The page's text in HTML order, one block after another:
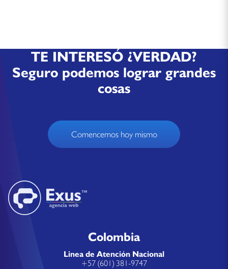
TE INTERESÓ ¿VERDAD?
Seguro podemos lograr grandes
cosas
Comencemos hoy mismo
Colombia
Linea de Atención Nacional
+57 (601) 381-9747